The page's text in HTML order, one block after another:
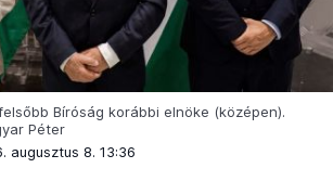
Bíróság korábbi elnöke (középen).
Péter
augusztus 8. 13:36